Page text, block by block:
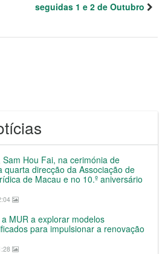
seguidas 1 e 2 de Outubro
Hou Fai, na cerimónia de
quarta direcção da Associação de
de Macau e no 10.º aniversário
MUR a explorar modelos
para impulsionar a renovação